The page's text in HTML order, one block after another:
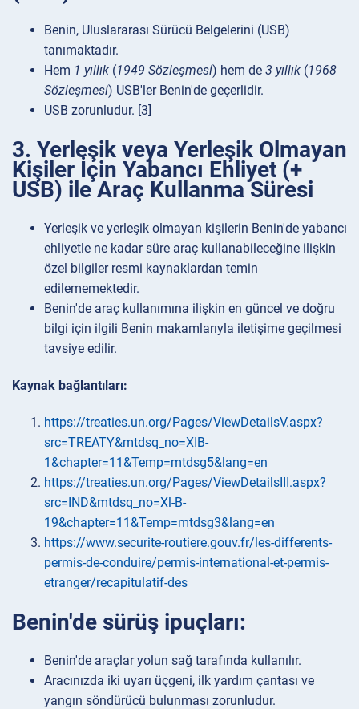
Benin, Uluslararası Sürücü Belgelerini (USB)
tanımaktadır.
Hem 1 yıllık (1949 Sözleşmesi) hem de 3 yıllık (1968
Sözleşmesi) USB'ler Benin'de geçerlidir.
USB zorunludur. [3]
3. Yerleşik veya Yerleşik Olmayan
Kişiler İçin Yabancı Ehliyet (+
USB) ile Araç Kullanma Süresi
Yerleşik ve yerleşik olmayan kişilerin Benin'de yabancı
ehliyetle ne kadar süre araç kullanabileceğine ilişkin
özel bilgiler resmi kaynaklardan temin
edilememektedir.
Benin'de araç kullanımına ilişkin en güncel ve doğru
bilgi için ilgili Benin makamlarıyla iletişime geçilmesi
tavsiye edilir.
Kaynak bağlantıları:
https://treaties.un.org/Pages/ViewDetailsV.aspx?
src=TREATY&mtdsq_no=XIB-
1&chapter=11&Temp=mtdsg5&lang=en
https://treaties.un.org/Pages/ViewDetailsIII.aspx?
src=IND&mtdsq_no=Xl-B-
19&chapter=11&Temp=mtdsg3&lang=en
https://www.securite-routiere.gouv.fr/les-differents-
permis-de-conduire/permis-international-et-permis-
etranger/recapitulatif-des
Benin'de sürüş ipuçları:
Benin'de araçlar yolun sağ tarafında kullanılır.
Aracınızda iki uyarı üçgeni, ilk yardım çantası ve
yangın söndürücü bulunması zorunludur.